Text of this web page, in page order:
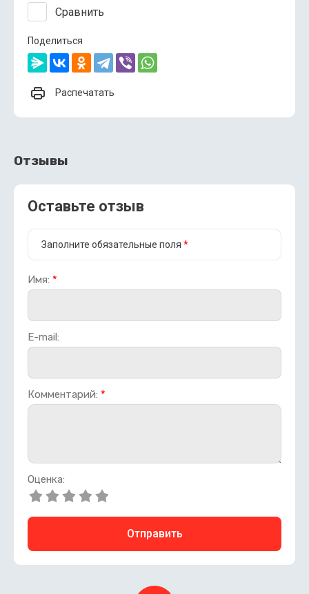
Сравнить
Поделиться
Распечатать
Отзывы
Оставьте отзыв
Заполните обязательные поля *
Имя: *
E-mail:
Комментарий: *
Оценка:
Отправить